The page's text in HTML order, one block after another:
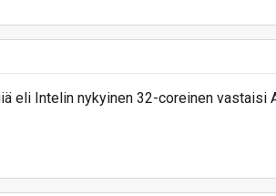
eli Intelin nykyinen 32-coreinen vastaisi